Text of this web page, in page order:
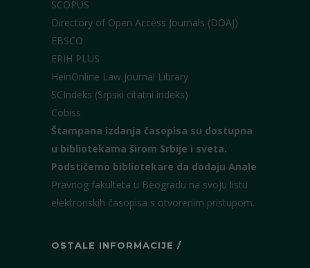
SCOPUS
Directory of Open Access Journals (DOAJ)
EBSCO
ERIH PLUS
HeinOnline Law Journal Library
SCIndeks (Srpski citatni indeks)
Cobiss
Štampana izdanja časopisa su dostupna
u bibliotekama širom Srbije i sveta.
Podstičemo bibliotekare da dodaju Anale
Pravnog fakulteta u Beogradu na svoju listu
elektronskih časopisa s otvorenim pristupom.
OSTALE INFORMACIJE /